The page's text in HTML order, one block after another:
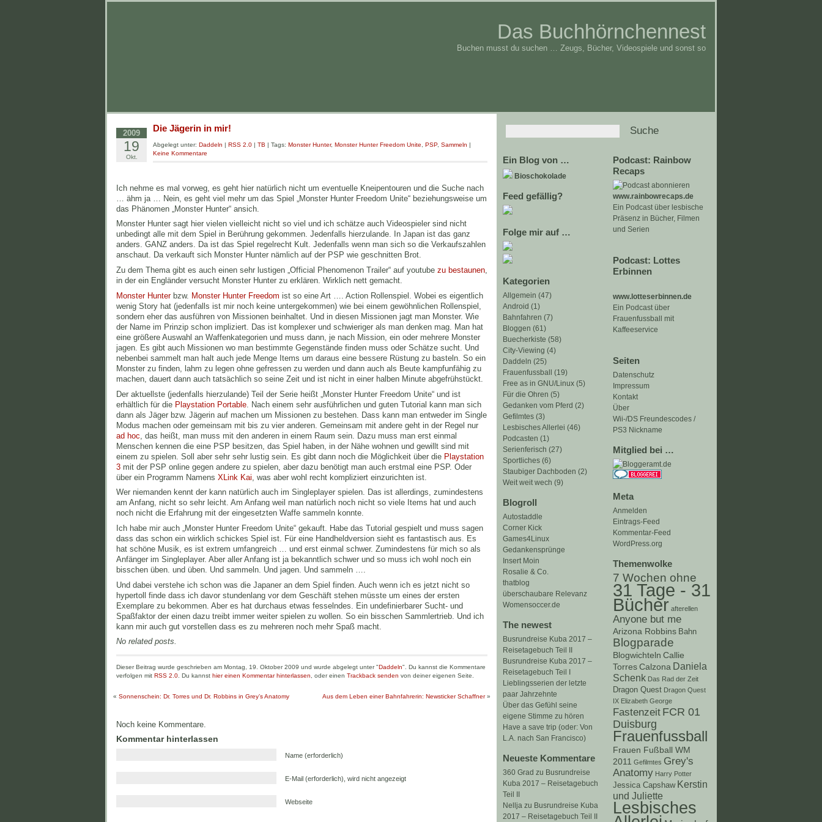
Das Buchhörnchennest
Buchen musst du suchen … Zeugs, Bücher, Videospiele und sonst so
Podcast: Rainbow
Recaps
www.rainbowrecaps.de
Ein Podcast über lesbische
Präsenz in Bücher, Filmen
und Serien
Podcast: Lottes
Erbinnen
www.lotteserbinnen.de
Ein Podcast über
Frauenfussball mit
Kaffeeservice
Seiten
Datenschutz
Impressum
Kontakt
Über
Wii-/DS Freundescodes /
PS3 Nickname
Mitglied bei …
Meta
Anmelden
Eintrags-Feed
Kommentar-Feed
WordPress.org
Themenwolke
7 Wochen ohne
31 Tage - 31
Bücher afterellen
Anyone but me
Arizona Robbins Bahn
Blogparade
Blogwichteln Callie
TorresCalzona Daniela
Schenk Das Rad der Zeit
Dragon Quest Dragon Quest
IX Elizabeth George
Fastenzeit FCR 01
Duisburg
Frauenfussball
Frauen Fußball WM
2011 Gefilmtes Grey's
Anatomy Harry Potter
Jessica Capshaw Kerstin
und Juliette
Lesbisches
Ein Blog von …
Bioschokolade
Feed gefällig?
Folge mir auf …
Kategorien
Allgemein (47)
Android (1)
Bahnfahren (7)
Bloggen (61)
Buecherkiste (58)
City-Viewing (4)
Daddeln (25)
Frauenfussball (19)
Free as in GNU/Linux (5)
Für die Ohren (5)
Gedanken vom Pferd (2)
Gefilmtes (3)
Lesbisches Allerlei (46)
Podcasten (1)
Serienferisch (27)
Sportliches (6)
Staubiger Dachboden (2)
Weit weit wech (9)
Blogroll
Autostaddle
Corner Kick
Games4Linux
Gedankensprünge
Insert Moin
Rosalie & Co.
thatblog
überschaubare Relevanz
Womensoccer.de
The newest
Busrundreise Kuba 2017 –
Reisetagebuch Teil II
Busrundreise Kuba 2017 –
Reisetagebuch Teil I
Lieblingsserien der letzte
paar Jahrzehnte
Über das Gefühl seine
eigene Stimme zu hören
Have a save trip (oder: Von
L.A. nach San Francisco)
Neueste Kommentare
360 Grad zu Busrundreise
Kuba 2017 – Reisetagebuch
Teil II
Nellja zu Busrundreise Kuba
2017 – Reisetagebuch Teil II
2009
19
Okt.
Die Jägerin in mir!
Abgelegt unter: Daddeln | RSS 2.0 | TB | Tags: Monster Hunter, Monster Hunter Freedom Unite PSP, Sammeln |
Keine Kommentare
Ich nehme es mal vorweg, es geht hier natürlich nicht um eventuelle Kneipentouren und die Suche nach
… ähm ja … Nein, es geht viel mehr um das Spiel „Monster Hunter Freedom Unite“ beziehungsweise um
das Phänomen „Monster Hunter“ ansich.
Monster Hunter sagt hier vielen vielleicht nicht so viel und ich schätze auch Videospieler sind nicht
unbedingt alle mit dem Spiel in Berührung gekommen. Jedenfalls hierzulande. In Japan ist das ganz
anders. GANZ anders. Da ist das Spiel regelrecht Kult. Jedenfalls wenn man sich so die Verkaufszahlen
anschaut. Da verkauft sich Monster Hunter nämlich auf der PSP wie geschnitten Brot.
Zu dem Thema gibt es auch einen sehr lustigen „Official Phenomenon Trailer“ auf youtube zu bestaunen,
in der ein Engländer versucht Monster Hunter zu erklären. Wirklich nett gemacht.
Monster Hunterbzw. Monster Hunter Freedom ist so eine Art …. Action Rollenspiel. Wobei es eigentlich
wenig Story hat (jedenfalls ist mir noch keine untergekommen) wie bei einem gewöhnlichen Rollenspiel,
sondern eher das ausführen von Missionen beinhaltet. Und in diesen Missionen jagt man Monster. Wie
der Name im Prinzip schon impliziert. Das ist komplexer und schwieriger als man denken mag. Man hat
eine größere Auswahl an Waffenkategorien und muss dann, je nach Mission, ein oder mehrere Monster
jagen. Es gibt auch Missionen wo man bestimmte Gegenstände finden muss oder Schätze sucht. Und
nebenbei sammelt man halt auch jede Menge Items um daraus eine bessere Rüstung zu basteln. So ein
Monster zu finden, lahm zu legen ohne gefressen zu werden und dann auch als Beute kampfunfähig zu
machen, dauert dann auch tatsächlich so seine Zeit und ist nicht in einer halben Minute abgefrühstückt.
Der aktuellste (jedenfalls hierzulande) Teil der Serie heißt „Monster Hunter Freedom Unite“ und ist
erhältlich für die Playstation Portable . Nach einem sehr ausführlichen und guten Tutorial kann man sich
dann als Jäger bzw. Jägerin auf machen um Missionen zu bestehen. Dass kann man entweder im Single
Modus machen oder gemeinsam mit bis zu vier anderen. Gemeinsam mit andere geht in der Regel nur
ad hoc , das heißt, man muss mit den anderen in einem Raum sein. Dazu muss man erst einmal
Menschen kennen die eine PSP besitzen, das Spiel haben, in der Nähe wohnen und gewillt sind mit
einem zu spielen. Soll aber sehr sehr lustig sein. Es gibt dann noch die Möglichkeit über die Playstation
3 mit der PSP online gegen andere zu spielen, aber dazu benötigt man auch erstmal eine PSP. Oder
über ein Programm Namens XLink Kai , was aber wohl recht kompliziert einzurichten ist.
Wer niemanden kennt der kann natürlich auch im Singleplayer spielen. Das ist allerdings, zumindestens
am Anfang, nicht so sehr leicht. Am Anfang weil man natürlich noch nicht so viele Items hat und auch
noch nicht die Erfahrung mit der eingesetzten Waffe sammeln konnte.
Ich habe mir auch „Monster Hunter Freedom Unite“ gekauft. Habe das Tutorial gespielt und muss sagen
dass das schon ein wirklich schickes Spiel ist. Für eine Handheldversion sieht es fantastisch aus. Es
hat schöne Musik, es ist extrem umfangreich … und erst einmal schwer. Zumindestens für mich so als
Anfänger im Singleplayer. Aber aller Anfang ist ja bekanntlich schwer und so muss ich wohl noch ein
bisschen üben. und üben. Und sammeln. Und jagen. Und sammeln ….
Und dabei verstehe ich schon was die Japaner an dem Spiel finden. Auch wenn ich es jetzt nicht so
hypertoll finde dass ich davor stundenlang vor dem Geschäft stehen müsste um eines der ersten
Exemplare zu bekommen. Aber es hat durchaus etwas fesselndes. Ein undefinierbarer Sucht- und
Spaßfaktor der einen dazu treibt immer weiter spielen zu wollen. So ein bisschen Sammlertrieb. Und ich
kann mir auch gut vorstellen dass es zu mehreren noch mehr Spaß macht.
No related posts.
Dieser Beitrag wurde geschrieben am Montag, 19. Oktober 2009 und wurde abgelegt unter "Daddeln". Du kannst die Kommentare
verfolgen mit RSS 2.0 . Du kannst hier einen Kommentar hinterlassen , oder einen Trackback senden von deiner eigenen Seite.
Aus dem Leben einer Bahnfahrerin: Newsticker Schaffner»
« Sonnenschein: Dr. Torres und Dr. Robbins in Grey’s Anatomy
Noch keine Kommentare.
Kommentar hinterlassen
Name (erforderlich)
E-Mail (erforderlich), wird nicht angezeigt
Webseite